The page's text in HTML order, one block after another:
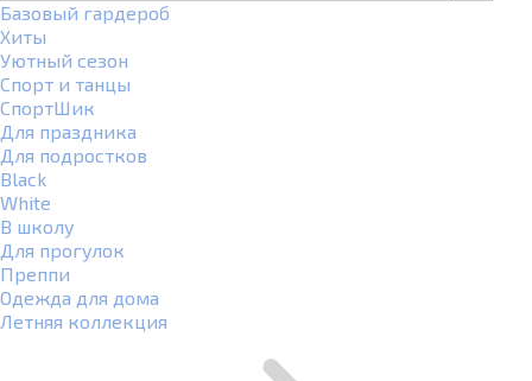
Базовый гардероб
Хиты
Уютный сезон
Спорт и танцы
СпортШик
Для праздника
Для подростков
Black
White
В школу
Для прогулок
Преппи
Одежда для дома
Летняя коллекция